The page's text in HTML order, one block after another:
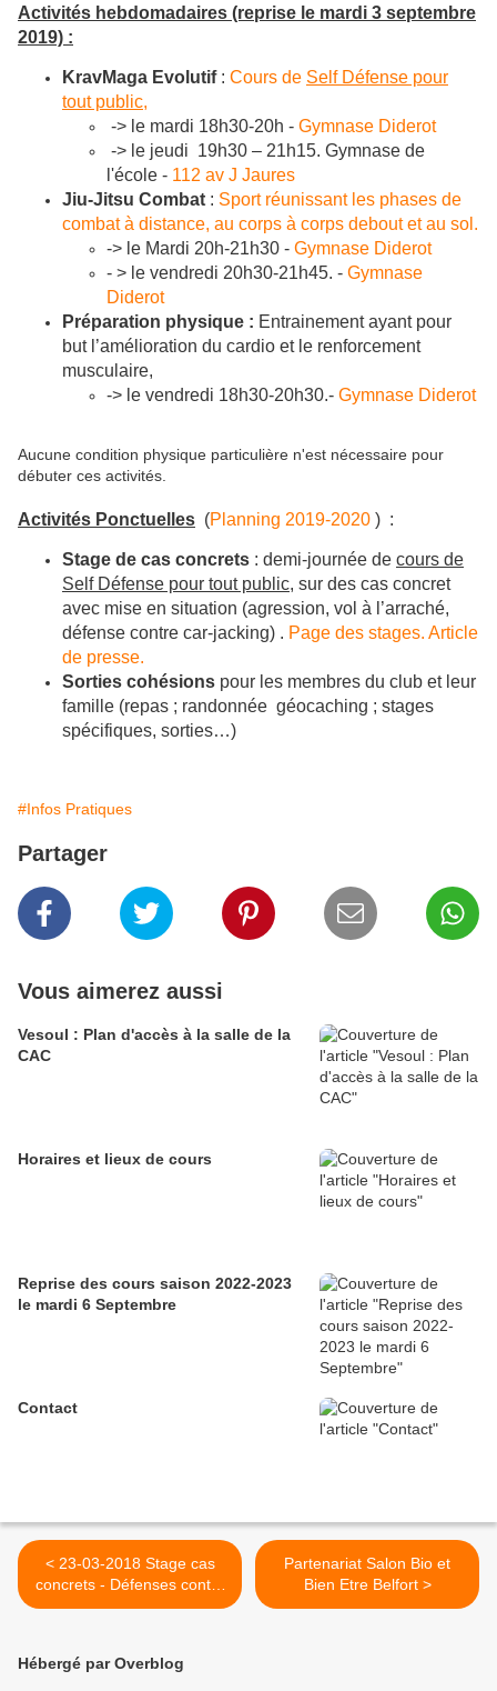
Activités hebdomadaires (reprise le mardi 3 septembre
2019) :
KravMaga Evolutif: Cours de Self Défense pour
tout public,
-> le mardi 18h30-20h - Gymnase Diderot
-> le jeudi 19h30 – 21h15. Gymnase de
l'école - 112 av J Jaures
Jiu-Jitsu Combat : Sport réunissant les phases de
combat à distance, au corps à corps debout et au sol.
-> le Mardi 20h-21h30 - Gymnase Diderot
- > le vendredi 20h30-21h45. - Gymnase
Diderot
Préparation physique : Entrainement ayant pour
but l’amélioration du cardio et le renforcement
musculaire,
-> le vendredi 18h30-20h30.- Gymnase Diderot
Aucune condition physique particulière n'est nécessaire pour
débuter ces activités.
Activités Ponctuelles (Planning 2019-2020 ) :
Stage de cas concrets : demi-journée de cours de
Self Défense pour tout public, sur des cas concret
avec mise en situation (agression, vol à l’arraché,
défense contre car-jacking) . Page des stages. Article
de presse.
Sorties cohésions pour les membres du club et leur
famille (repas ; randonnée géocaching ; stages
spécifiques, sorties…)
#Infos Pratiques
Partager
Vous aimerez aussi
Vesoul : Plan d'accès à la salle de la
CAC
Horaires et lieux de cours
Reprise des cours saison 2022-2023
le mardi 6 Septembre
Contact
< 23-03-2018 Stage cas
concrets - Défenses contre
agressions
Partenariat Salon Bio et
Bien Etre Belfort >
Hébergé par Overblog